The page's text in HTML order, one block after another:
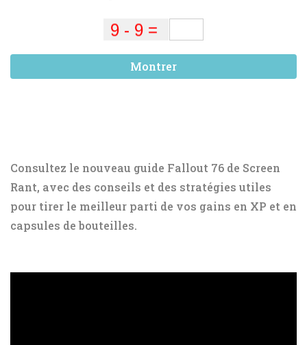
Montrer
Consultez le nouveau guide Fallout 76 de Screen
Rant, avec des conseils et des stratégies utiles
pour tirer le meilleur parti de vos gains en XP et en
capsules de bouteilles.